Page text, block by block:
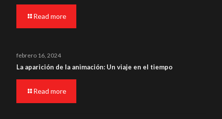
Read more
febrero 16, 2024
La aparición de la animación: Un viaje en el tiempo
Read more